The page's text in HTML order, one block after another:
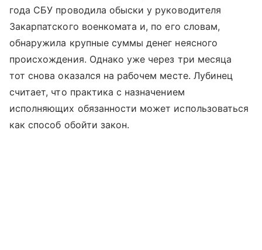
года СБУ проводила обыски у руководителя
Закарпатского военкомата и, по его словам,
обнаружила крупные суммы денег неясного
происхождения. Однако уже через три месяца
тот снова оказался на рабочем месте. Лубинец
считает, что практика с назначением
исполняющих обязанности может использоваться
как способ обойти закон.